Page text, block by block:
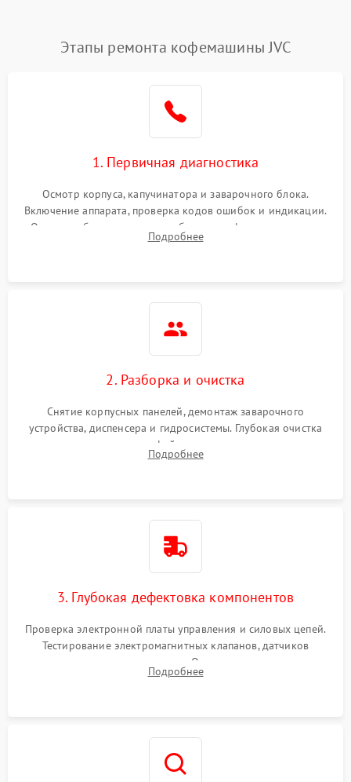
Этапы ремонта кофемашины JVC
1. Первичная диагностика
Осмотр корпуса, капучинатора и заварочного блока.
Включение аппарата, проверка кодов ошибок и индикации.
Оценка работы помпы, термоблока и кофемолки на слух.
Измерение температуры и давления воды для выявления
Подробнее
2. Разборка и очистка
Снятие корпусных панелей, демонтаж заварочного
устройства, диспенсера и гидросистемы. Глубокая очистка
внутренних узлов от кофейных масел, жмыха и накипи.
Промывка дренажных каналов и фильтров с использованием
Подробнее
3. Глубокая дефектовка компонентов
Проверка электронной платы управления и силовых цепей.
Тестирование электромагнитных клапанов, датчиков
температуры и расходомера. Оценка степени износа
жерновов кофемолки, уплотнительных колец гидросистемы
Подробнее